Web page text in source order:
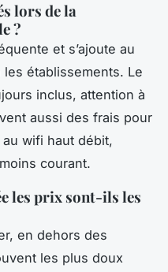
lors de la
?
et s’ajoute au
établissements. Le
inclus, attention à
aussi des frais pour
wifi haut débit,
courant.
les prix sont-ils les
en dehors des
les plus doux